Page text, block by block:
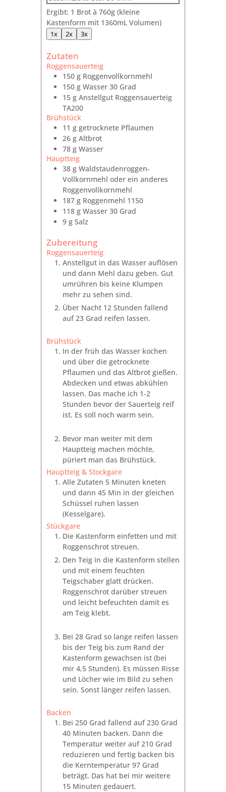
Ergibt: 1 Brot à 760g (kleine
Kastenform mit 1360mL Volumen)
1x 2x 3x
Zutaten
Roggensauerteig
150 g Roggenvollkornmehl
150 g Wasser 30 Grad
15 g Anstellgut Roggensauerteig
TA200
Brühstück
11 g getrocknete Pflaumen
26 g Altbrot
78 g Wasser
Hauptteig
38 g Waldstaudenroggen-
Vollkornmehl oder ein anderes
Roggenvollkornmehl
187 g Roggenmehl 1150
118 g Wasser 30 Grad
9 g Salz
Zubereitung
Roggensauerteig
Anstellgut in das Wasser auflösen
und dann Mehl dazu geben. Gut
umrühren bis keine Klumpen
mehr zu sehen sind.
Über Nacht 12 Stunden fallend
auf 23 Grad reifen lassen.
Brühstück
In der früh das Wasser kochen
und über die getrocknete
Pflaumen und das Altbrot gießen.
Abdecken und etwas abkühlen
lassen. Das mache ich 1-2
Stunden bevor der Sauerteig reif
ist. Es soll noch warm sein.
Bevor man weiter mit dem
Hauptteig machen möchte,
püriert man das Brühstück.
Hauptteig & Stockgare
Alle Zutaten 5 Minuten kneten
und dann 45 Min in der gleichen
Schüssel ruhen lassen
(Kesselgare).
Stückgare
Die Kastenform einfetten und mit
Roggenschrot streuen.
Den Teig in die Kastenform stellen
und mit einem feuchten
Teigschaber glatt drücken.
Roggenschrot darüber streuen
und leicht befeuchten damit es
am Teig klebt.
Bei 28 Grad so lange reifen lassen
bis der Teig bis zum Rand der
Kastenform gewachsen ist (bei
mir 4,5 Stunden). Es müssen Risse
und Löcher wie im Bild zu sehen
sein. Sonst länger reifen lassen.
Backen
Bei 250 Grad fallend auf 230 Grad
40 Minuten backen. Dann die
Temperatur weiter auf 210 Grad
reduzieren und fertig backen bis
die Kerntemperatur 97 Grad
beträgt. Das hat bei mir weitere
15 Minuten gedauert.